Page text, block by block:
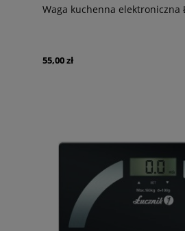
Waga kuchenna elektroniczna
55,00 zł